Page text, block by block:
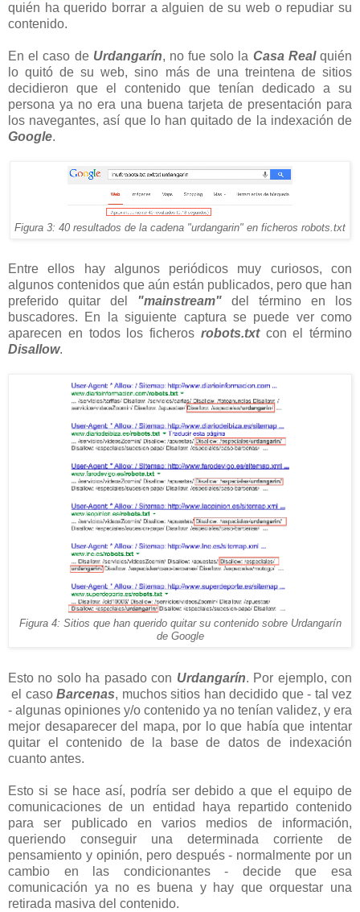
quién ha querido borrar a alguien de su web o repudiar su
contenido.
En el caso de Urdangarín, no fue solo la Casa Realquién
lo quitó de su web, sino más de una treintena de sitios
decidieron que el contenido que tenían dedicado a su
persona ya no era una buena tarjeta de presentación para
los navegantes, así que lo han quitado de la indexación de
Google.
Figura 3: 40 resultados de la cadena "urdangarin" en ficheros robots.txt
Entre ellos hay algunos periódicos muy curiosos, con
algunos contenidos que aún están publicados, pero que han
preferido quitar del
"mainstream" del término en los
buscadores. En la siguiente captura se puede ver como
aparecen en todos los ficheros robots.txtcon el término
Disallow.
Figura 4: Sitios que han querido quitar su contenido sobre Urdangarín
de Google
Esto no solo ha pasado con Urdangarín. Por ejemplo, con
el casoBarcenas, muchos sitios han decidido que - tal vez
- algunas opiniones y/o contenido ya no tenían validez, y era
mejor desaparecer del mapa, por lo que había que intentar
quitar el contenido de la base de datos de indexación
cuanto antes.
Esto si se hace así, podría ser debido a que el equipo de
comunicaciones de un entidad haya repartido contenido
para ser publicado en varios medios de información,
queriendo conseguir una determinada corriente de
pensamiento y opinión, pero después - normalmente por un
cambio en las condicionantes - decide que esa
comunicación ya no es buena y hay que orquestar una
retirada masiva del contenido.